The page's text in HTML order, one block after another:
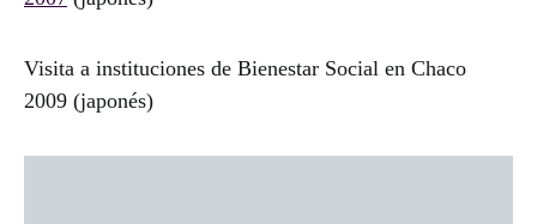
Visita a instituciones de Bienestar Social en Chaco
2009 (japonés)